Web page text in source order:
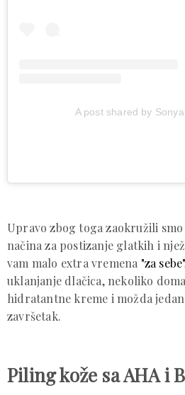
A post shared by
Upravo zbog toga zaokružili
načina za postizanje glatkih i
vam malo extra vremena "za sebe"
uklanjanje dlačica, nekoliko
hidratantne kreme i možda
završetak.
Piling kože sa AHA i